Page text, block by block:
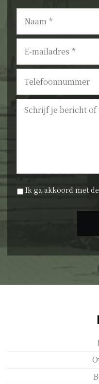
Naam *
E-
mailadres *
Telefoonnummer
Bericht
Privacyverklaring *
Ik ga akkoord met de